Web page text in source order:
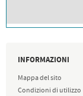
INFORMAZIONI
Mappa del sito
Condizioni di utilizzo